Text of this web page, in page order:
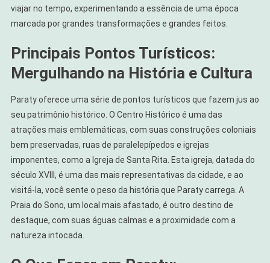
viajar no tempo, experimentando a essência de uma época
marcada por grandes transformações e grandes feitos.
Principais Pontos Turísticos:
Mergulhando na História e Cultura
Paraty oferece uma série de pontos turísticos que fazem jus ao
seu patrimônio histórico. O Centro Histórico é uma das
atrações mais emblemáticas, com suas construções coloniais
bem preservadas, ruas de paralelepípedos e igrejas
imponentes, como a Igreja de Santa Rita. Esta igreja, datada do
século XVIII, é uma das mais representativas da cidade, e ao
visitá-la, você sente o peso da história que Paraty carrega. A
Praia do Sono, um local mais afastado, é outro destino de
destaque, com suas águas calmas e a proximidade com a
natureza intocada.